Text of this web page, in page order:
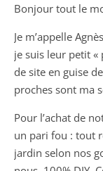
Bonjour tout le
Je m’appelle
je suis leur petit «
de site en guise
proches sont ma
Pour l’achat de
un pari fou : tout
jardin selon nos